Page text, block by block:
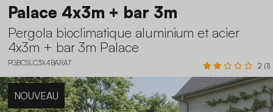
Palace 4x3m + bar 3m
Pergola bioclimatique aluminium et acier
4x3m + bar 3m Palace
PGBCSLC3X4BARAT 2 (1)
NOUVEAU